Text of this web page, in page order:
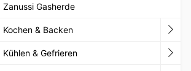
Zanussi Gasherde
Kochen & Backen
Kühlen & Gefrieren